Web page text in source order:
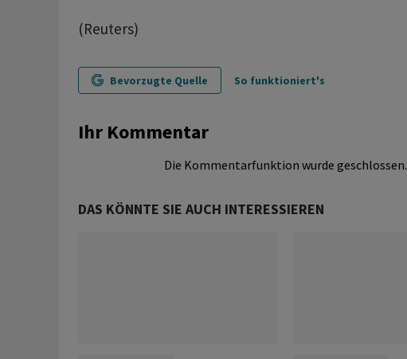
(Reuters)
Bevorzugte Quelle So funktioniert's
Ihr Kommentar
Die Kommentarfunktion wurde geschlossen.
DAS KÖNNTE SIE AUCH INTERESSIEREN